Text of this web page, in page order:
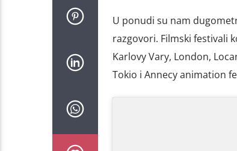
U ponudi su nam
razgovori. Filmski festivali
Karlovy Vary, London,
Tokio i Annecy animation